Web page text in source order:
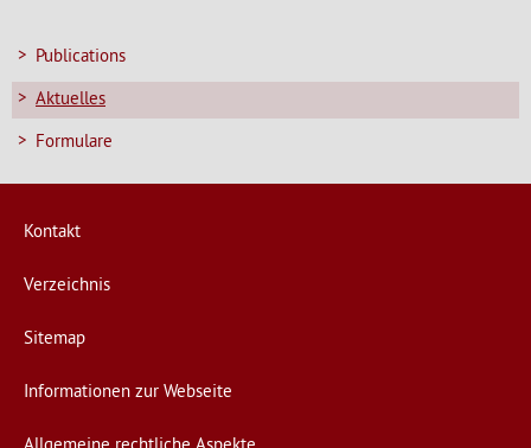
Publications
Aktuelles
Formulare
Kontakt
Verzeichnis
Sitemap
Informationen zur Webseite